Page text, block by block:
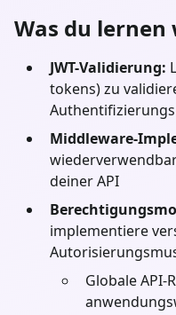
Was du lernen
JWT-Validierung:
tokens) zu
Middleware-
deiner API
implementiere
Globale API-